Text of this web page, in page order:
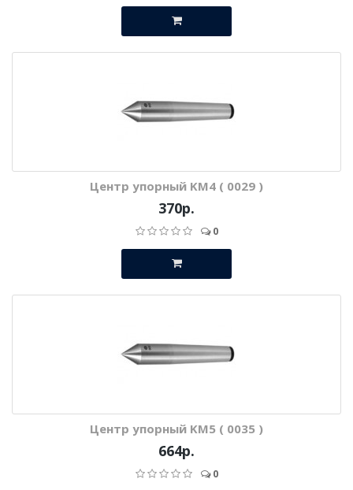
Центр упорный KM4 ( 0029 )
370р.
0
Центр упорный KM5 ( 0035 )
664р.
0